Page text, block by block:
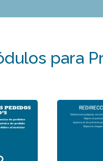
para